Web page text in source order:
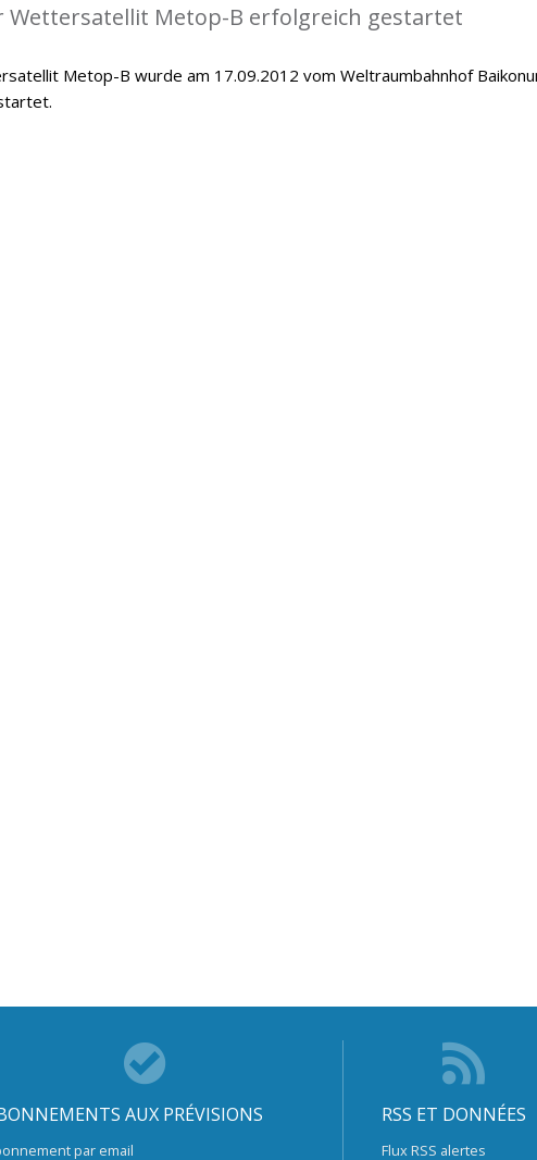
Wettersatellit Metop-B erfolgreich gestartet
Metop-B wurde am 17.09.2012 vom Weltraumbahnhof
AUX PRÉVISIONS
par email
RSS ET DONNÉES
Flux RSS alertes